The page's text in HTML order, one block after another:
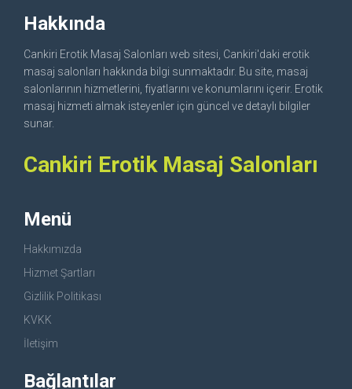
Hakkında
Cankiri Erotik Masaj Salonları web sitesi, Cankiri'daki erotik
masaj salonları hakkında bilgi sunmaktadır. Bu site, masaj
salonlarının hizmetlerini, fiyatlarını ve konumlarını içerir. Erotik
masaj hizmeti almak isteyenler için güncel ve detaylı bilgiler
sunar.
Cankiri Erotik Masaj Salonları
Menü
Hakkımızda
Hizmet Şartları
Gizlilik Politikası
KVKK
İletişim
Bağlantılar